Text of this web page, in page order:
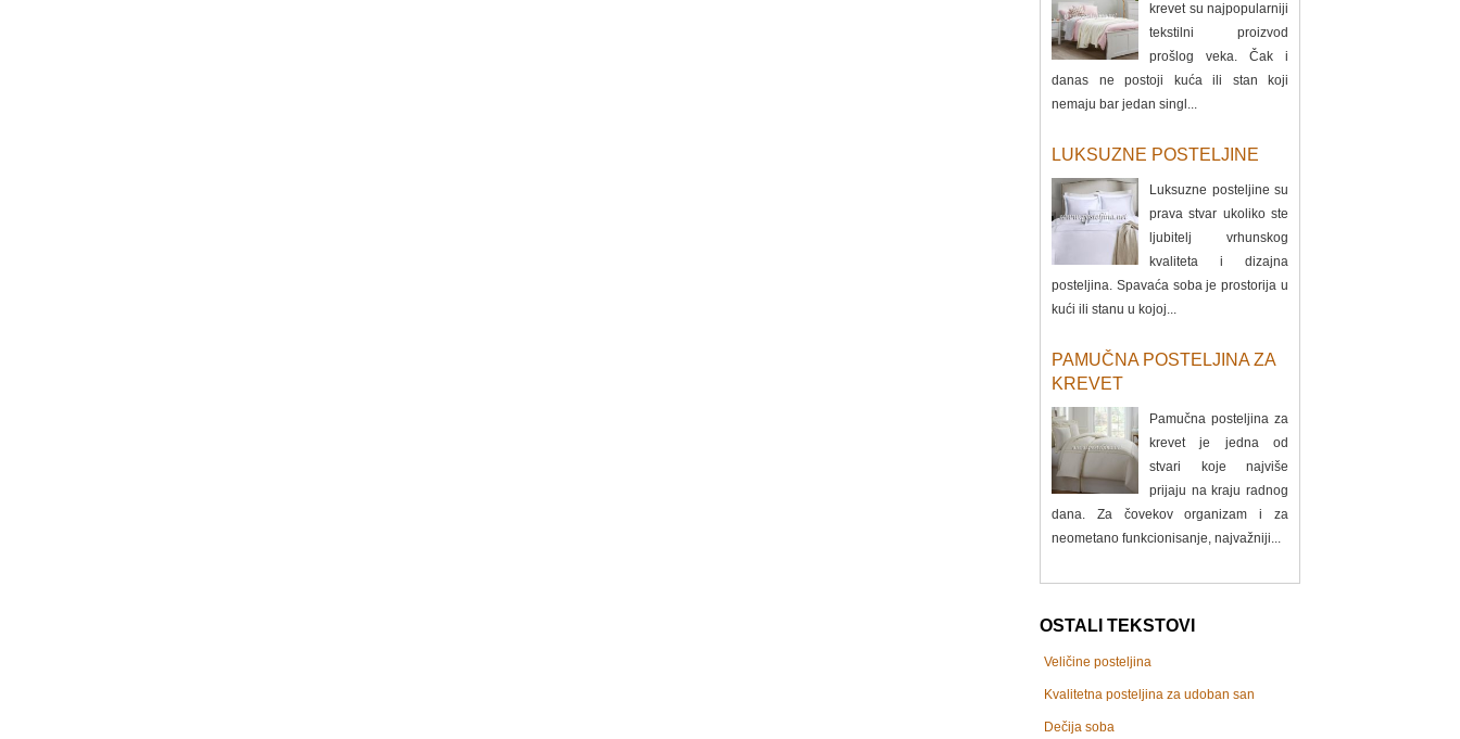
krevet su najpopularniji
tekstilni proizvod
prošlog veka. Čak i
danas ne postoji kuća ili stan koji
nemaju bar jedan singl...
LUKSUZNE POSTELJINE
Luksuzne posteljine su
prava stvar ukoliko ste
ljubitelj vrhunskog
kvaliteta i dizajna
posteljina. Spavaća soba je prostorija u
kući ili stanu u kojoj...
PAMUČNA POSTELJINA ZA
KREVET
Pamučna posteljina za
krevet je jedna od
stvari koje najviše
prijaju na kraju radnog
dana. Za čovekov organizam i za
neometano funkcionisanje, najvažniji...
OSTALI TEKSTOVI
Veličine posteljina
Kvalitetna posteljina za udoban san
Dečija soba